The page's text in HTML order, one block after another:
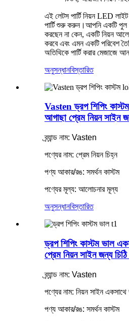
এই লেটস পার্টি নিয়ন LED
পার্টি শুরু করুন।আপনি একটি পুল
করছেন না কেন, একটি নিয়ন
করবে এবং এমন একটি পরিবেশ
অতিথিকে পার্টি করার মেজাজে
অনুসন্ধানবিস্তারিত
Vasten ড্রপ শিপিং
আগাছা প্রেম নিয়ন সাইন
ব্র্যান্ড নাম: Vasten
পণ্যের নাম: প্রেম নিয়ন চিহ্ন
পণ্য আকার/রঙ: সমর্থন কাস্টম
পণ্যের মূল্য: আলোচনার মূল্য
অনুসন্ধানবিস্তারিত
ড্রপ শিপিং কাস্টম ভাল
প্রেম নিয়ন সাইন জন্য
ব্র্যান্ড নাম: Vasten
পণ্যের নাম: নিয়ন সাইন একসাথে
পণ্য আকার/রঙ: সমর্থন কাস্টম